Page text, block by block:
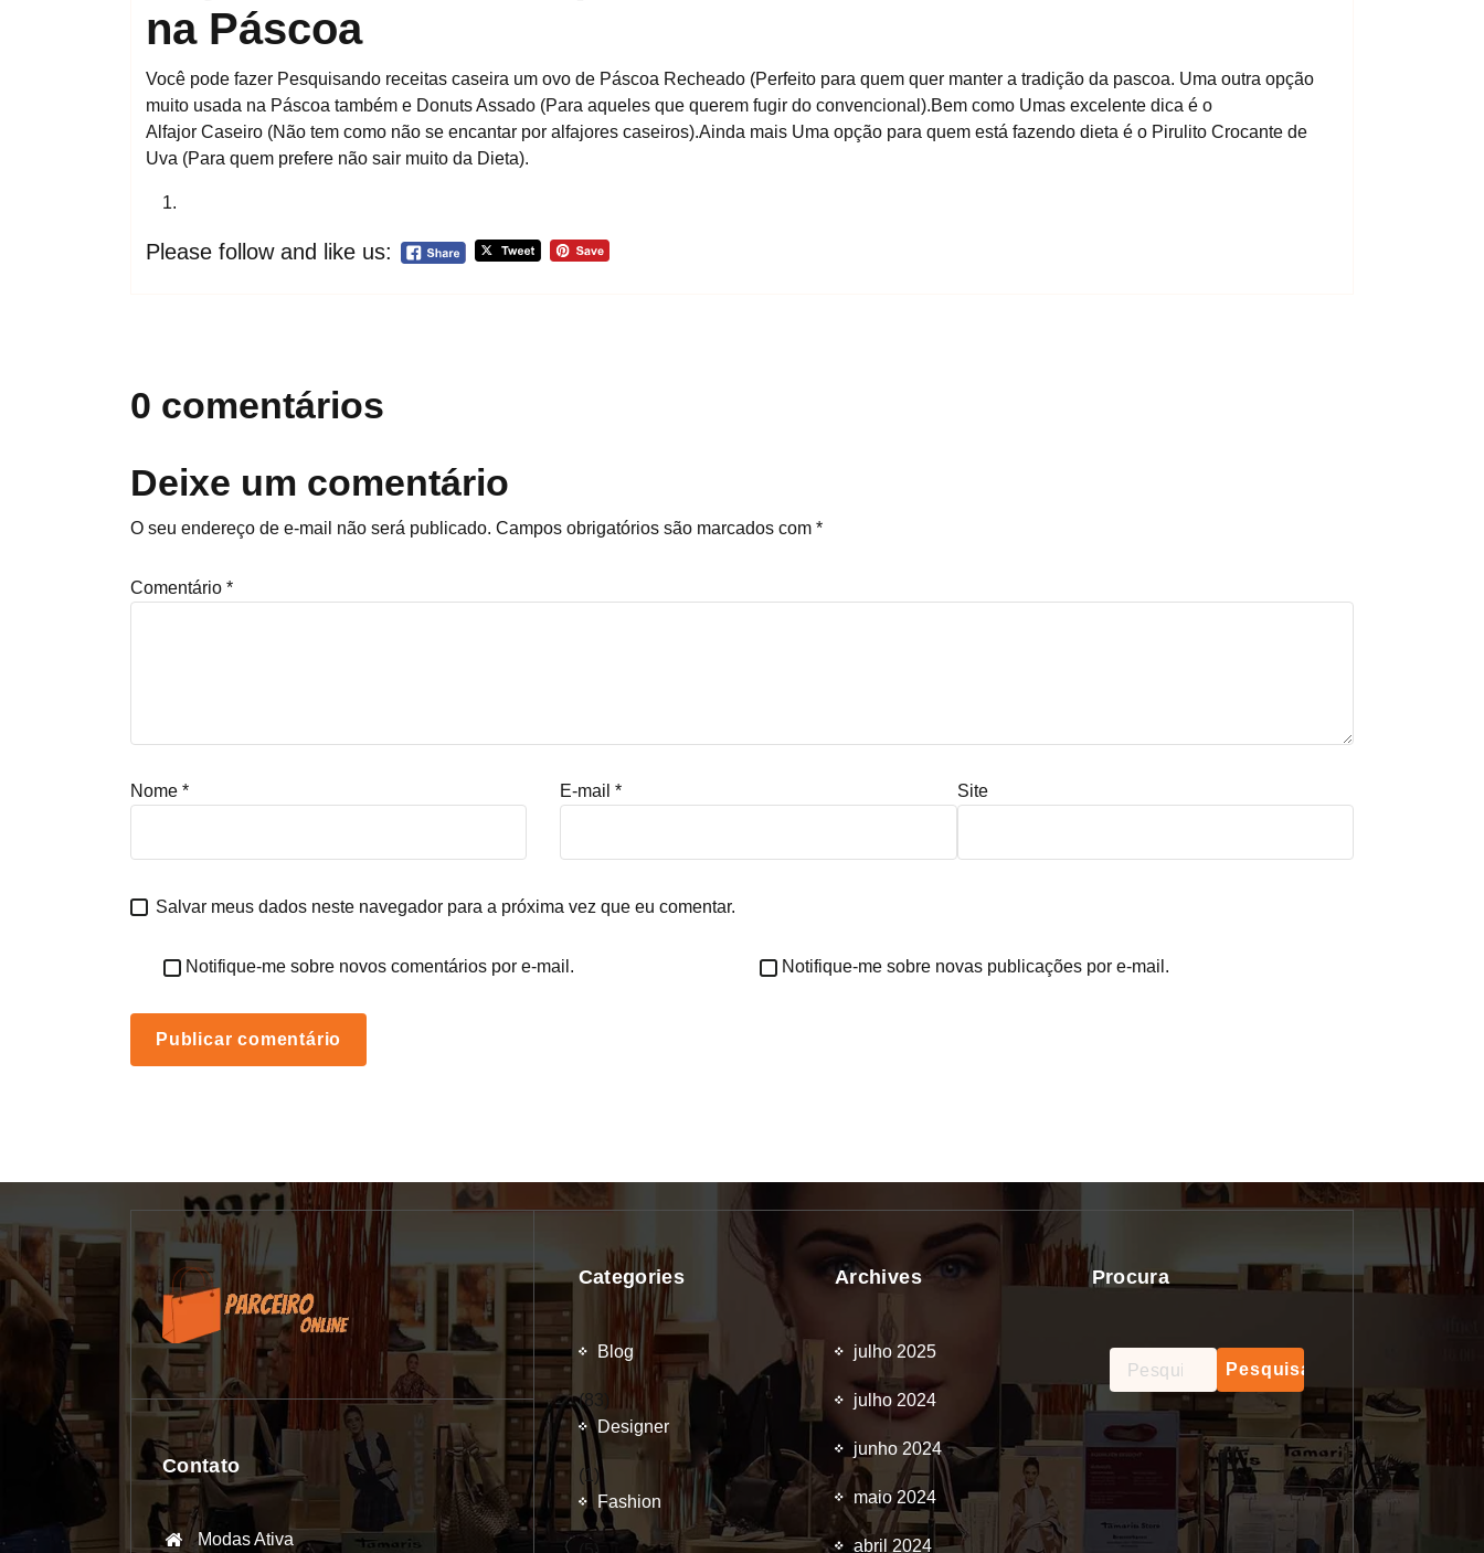
na Páscoa
Você pode fazer Pesquisando receitas caseira um ovo de Páscoa Recheado (Perfeito para quem quer manter a tradição da pascoa. Uma outra opção
muito usada na Páscoa também e Donuts Assado (Para aqueles que querem fugir do convencional).Bem como Umas excelente dica é o
Alfajor Caseiro (Não tem como não se encantar por alfajores caseiros).Ainda mais Uma opção para quem está fazendo dieta é o Pirulito Crocante de
Uva (Para quem prefere não sair muito da Dieta).
Please follow and like us:
0 comentários
Deixe um comentário
O seu endereço de e-mail não será publicado. Campos obrigatórios são marcados com *
Comentário *
Nome * E-mail* Site
Salvar meus dados neste navegador para a próxima vez que eu comentar.
Notifique-me sobre novos comentários por e-mail. Notifique-me sobre novas publicações por e-mail.
Contato
Modas Ativa
Categories
Blog
(83)
Designer
(1)
Fashion
Archives
julho 2025
julho 2024
junho 2024
maio 2024
abril 2024
Procura
Pesquisar
por: